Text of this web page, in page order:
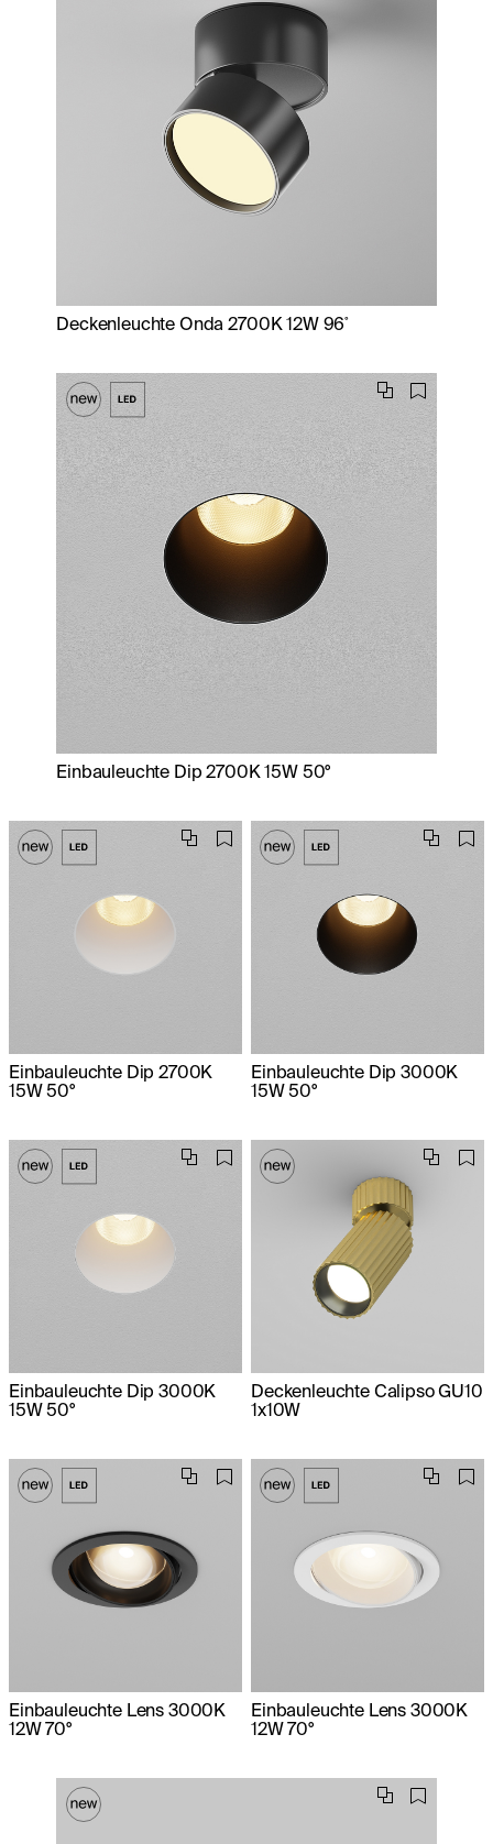
Deckenleuchte Onda 2700K 12W 96˚
Einbauleuchte Dip 2700K 15W 50°
Einbauleuchte Dip 2700K
15W 50°
Einbauleuchte Dip 3000K
15W 50°
Einbauleuchte Dip 3000K
15W 50°
Deckenleuchte Calipso GU10
1x10W
Einbauleuchte Lens 3000K
12W 70°
Einbauleuchte Lens 3000K
12W 70°